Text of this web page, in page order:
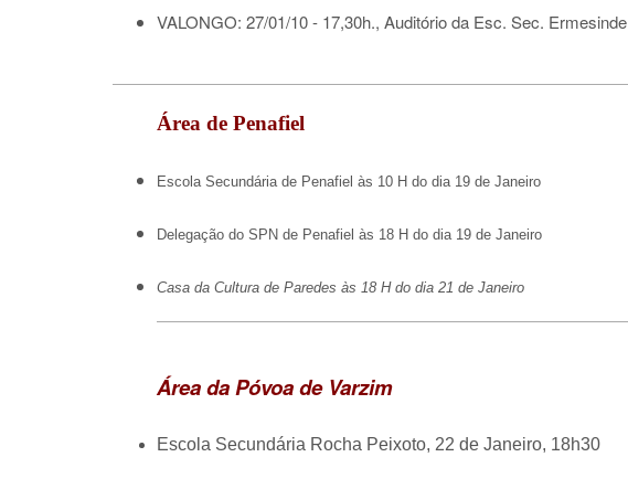
VALONGO: 27/01/10 - 17,30h., Auditório da Esc. Sec. Ermesinde
Área de Penafiel
Escola Secundária de Penafiel às 10 H do dia 19 de Janeiro
Delegação do SPN de Penafiel às 18 H do dia 19 de Janeiro
Casa da Cultura de Paredes às 18 H do dia 21 de Janeiro
Área da Póvoa de Varzim
Escola Secundária Rocha Peixoto, 22 de Janeiro, 18h30